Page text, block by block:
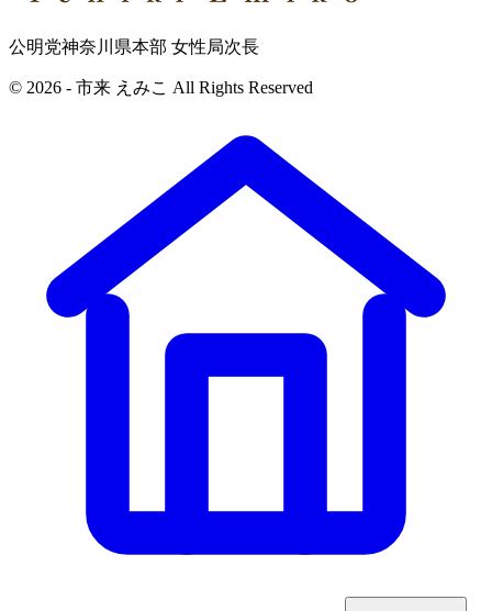
公明党神奈川県本部 女性局次長
© 2026 - 市来 えみこ All Rights Reserved